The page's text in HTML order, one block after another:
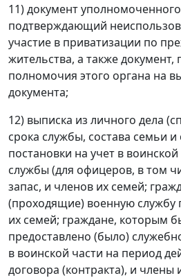
11) документ
подтверждающий
участие в приватизации по
жительства, а также
полномочия этого органа на
документа;
12) выписка из личного дела
срока службы, состава семьи
постановки на учет в
службы (для офицеров, в том
запас, и членов их семей;
(проходящие) военную службу
их семей; граждане, которым
предоставлено (было)
в воинской части на период
договора (контракта), и члены